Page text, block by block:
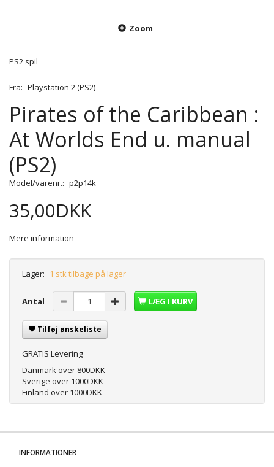
Zoom
PS2 spil
Fra: Playstation 2 (PS2)
Pirates of the Caribbean :
At Worlds End u. manual
(PS2)
Model/varenr.: p2p14k
35,00DKK
Mere information
Lager: 1 stk tilbage på lager
Antal LÆG I KURV
Tilføj ønskeliste
GRATIS Levering
Danmark over 800DKK
Sverige over 1000DKK
Finland over 1000DKK
INFORMATIONER